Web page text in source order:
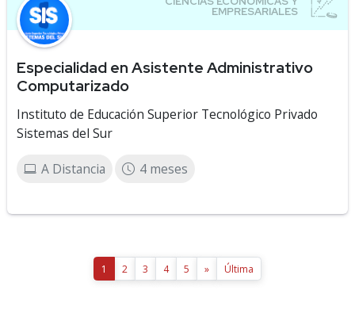
Especialidad en Asistente Administrativo
Computarizado
Instituto de Educación Superior Tecnológico Privado
Sistemas del Sur
A Distancia 4 meses
1 2 3 4 5 » Última